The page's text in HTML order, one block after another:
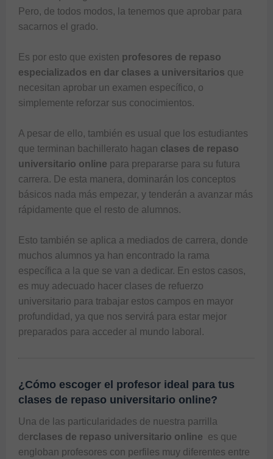
Pero, de todos modos, la tenemos que aprobar para
sacarnos el grado.
Es por esto que existen profesores de repaso
especializados en dar clases a universitarios que
necesitan aprobar un examen específico, o
simplemente reforzar sus conocimientos.
A pesar de ello, también es usual que los estudiantes
que terminan bachillerato hagan clases de repaso
universitario online para prepararse para su futura
carrera. De esta manera, dominarán los conceptos
básicos nada más empezar, y tenderán a avanzar más
rápidamente que el resto de alumnos.
Esto también se aplica a mediados de carrera, donde
muchos alumnos ya han encontrado la rama
específica a la que se van a dedicar. En estos casos,
es muy adecuado hacer clases de refuerzo
universitario para trabajar estos campos en mayor
profundidad, ya que nos servirá para estar mejor
¿Cómo escoger el profesor ideal para tus
clases de repaso universitario online?
Una de las particularidades de nuestra parrilla
derclases de repaso universitario online
  es que
engloban profesores con perfiles muy diferentes entre